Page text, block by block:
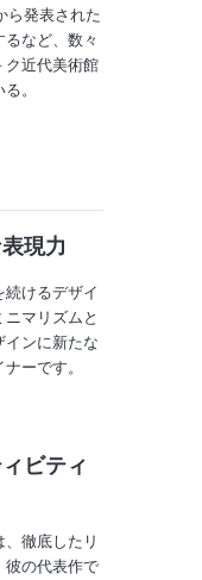
ら発表された
るなど、数々
ク近代美術館
。
現力
けるデザイ
マリズムと
インに新たな
ーです。
ビティ
徹底したリ
彼の代表作で